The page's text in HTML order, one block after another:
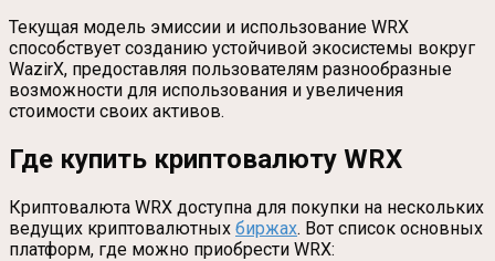
Текущая модель эмиссии и использование WRX
способствует созданию устойчивой экосистемы вокруг
WazirX, предоставляя пользователям разнообразные
возможности для использования и увеличения
стоимости своих активов.
Где купить криптовалюту WRX
Криптовалюта WRX доступна для покупки на нескольких
ведущих криптовалютных биржах. Вот список основных
платформ, где можно приобрести WRX: